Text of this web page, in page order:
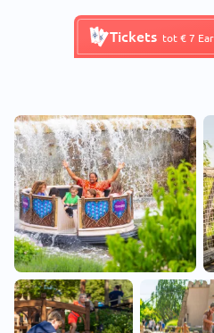
Tickets tot € 7